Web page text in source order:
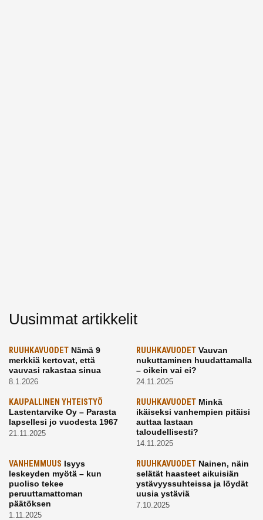
Uusimmat artikkelit
RUUHKAVUODET Nämä 9
merkkiä kertovat, että
vauvasi rakastaa sinua
8.1.2026
RUUHKAVUODETVauvan
nukuttaminen huudattamalla
– oikein vai ei?
24.11.2025
KAUPALLINEN YHTEISTYÖ
Lastentarvike Oy – Parasta
lapsellesi jo vuodesta 1967
21.11.2025
RUUHKAVUODETMinkä
ikäiseksi vanhempien pitäisi
auttaa lastaan
taloudellisesti?
14.11.2025
VANHEMMUUS Isyys
leskeyden myötä – kun
puoliso tekee
peruuttamattoman
päätöksen
1.11.2025
RUUHKAVUODETNainen, näin
selätät haasteet aikuisiän
ystävyyssuhteissa ja löydät
uusia ystäviä
7.10.2025